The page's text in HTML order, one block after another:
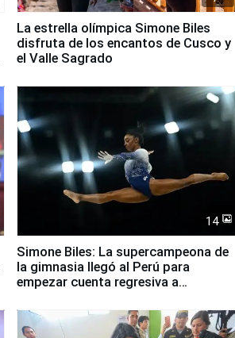
La estrella olímpica Simone Biles
disfruta de los encantos de Cusco y
el Valle Sagrado
14
Simone Biles: La supercampeona de
la gimnasia llegó al Perú para
empezar cuenta regresiva a